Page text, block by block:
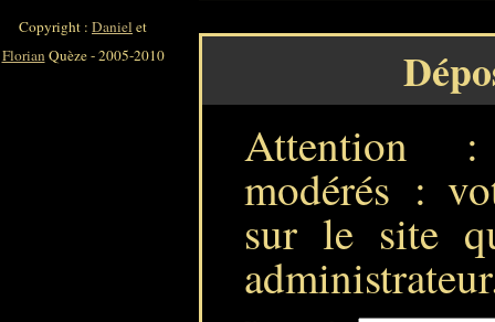
Attention :
modérés :
sur le site
Copyright : Daniel et
FlorianQuèze - 2005-2010